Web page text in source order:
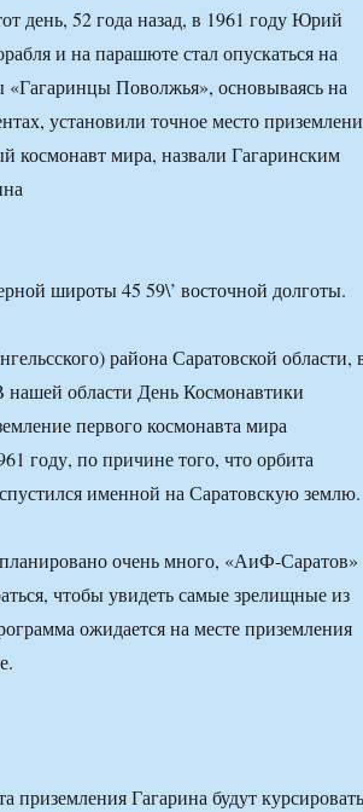
день, 52 года назад, в 1961 году Юрий
и на парашюте стал опускаться на
Поволжья», основываясь на
установили точное место
космонавт мира, назвали Гагаринским
широты 45 59\’ восточной долготы.
района Саратовской области,
области День Космонавтики
первого космонавта мира
году, по причине того, что орбита
именной на Саратовскую землю.
очень много, «АиФ-Саратов»
чтобы увидеть самые зрелищные из
ожидается на месте приземления
приземления Гагарина будут курсировать